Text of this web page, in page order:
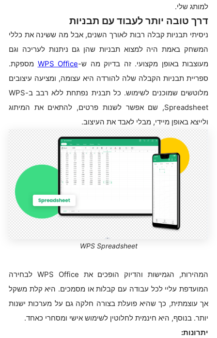
למותג שלי.
דרך טובה יותר לעבוד עם תבניות
ניסיתי תבניות קבלה רבות לאורך השנים, אבל מה ששינה את כללי
המשחק באמת היה למצוא תבניות שהן גם ניתנות לעריכה וגם
מעוצבות באופן מקצועי. זה בדיוק מה ש-WPS Office מספקת.
ספריית תבניות הקבלה שלה להורדה היא עצומה, ומציעה עיצובים
מלוטשים שמוכנים לשימוש. כל תבנית נפתחת ללא רבב ב-WPS
Spreadsheet, שם אפשר לשנות פרטים, להתאים את המיתוג
ולייצא באופן מיידי, מבלי לאבד את העיצוב.
WPS Spreadsheet
המהירות, הגמישות והדיוק הופכים את WPS Office לבחירה
המועדפת עליי לכל עבודה עם קבלות או מסמכים. היא קלת משקל
אך עוצמתית, כך שהיא פועלת בצורה חלקה גם על מערכות ישנות
יותר. בנוסף, היא חינמית לחלוטין לשימוש אישי ומסחרי כאחד.
יתרונות: